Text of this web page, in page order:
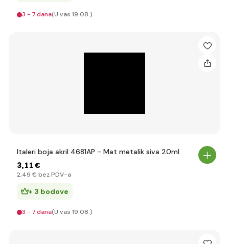
3 - 7 dana(U vas 19.08.)
Italeri boja akril 4681AP - Mat metalik siva 20ml
3,11 €
2,49 € bez PDV-a
+ 3 bodove
3 - 7 dana(U vas 19.08.)